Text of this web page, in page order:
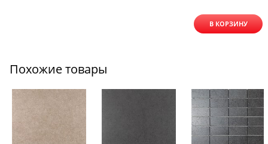
В КОРЗИНУ
Похожие товары